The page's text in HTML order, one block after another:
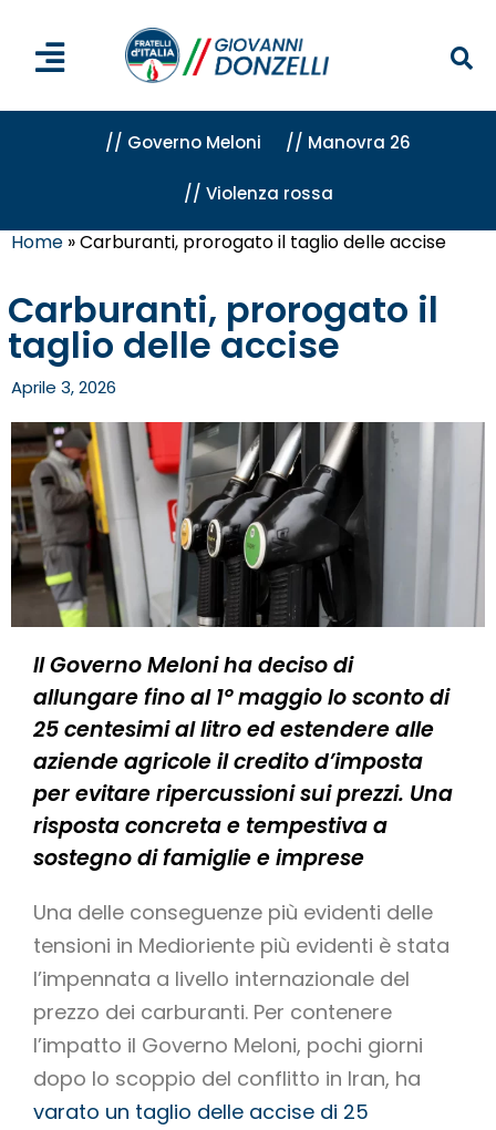
// Governo Meloni // Manovra 26
// Violenza rossa
Home »Carburanti, prorogato il taglio delle accise
Carburanti, prorogato il
taglio delle accise
Aprile 3, 2026
Il Governo Meloni ha deciso di
allungare fino al 1° maggio lo sconto di
25 centesimi al litro ed estendere alle
aziende agricole il credito d’imposta
per evitare ripercussioni sui prezzi. Una
risposta concreta e tempestiva a
sostegno di famiglie e imprese
Una delle conseguenze più evidenti delle
tensioni in Medioriente più evidenti è stata
l’impennata a livello internazionale del
prezzo dei carburanti. Per contenere
l’impatto il Governo Meloni, pochi giorni
dopo lo scoppio del conflitto in Iran, ha
varato un taglio delle accise di 25